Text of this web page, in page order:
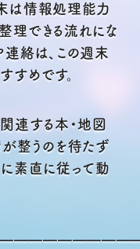
は情報処理能力
理できる流れにな
連絡は、この週末
すめです。
連する本・地図
整うのを待たず
に素直に従って動